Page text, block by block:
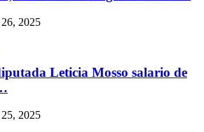
2025
Leticia Mosso salario de
2025